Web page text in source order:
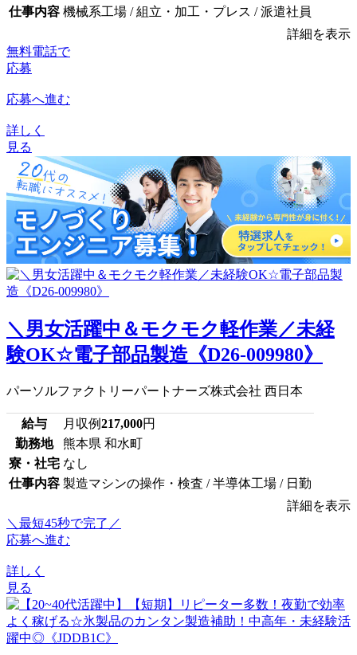
仕事内容 機械系工場 / 組立・加工・プレス / 派遣社員
詳細を表示
無料電話で
応募
応募へ進む
詳しく
見る
＼男女活躍中＆モクモク軽作業／未経
験OK☆電子部品製造《D26-009980》
パーソルファクトリーパートナーズ株式会社 西日本
給与 月収例217,000円
勤務地
熊本県 和水町
寮・社宅 なし
仕事内容 製造マシンの操作・検査 / 半導体工場 / 日勤
詳細を表示
＼最短45秒で完了／
応募へ進む
詳しく
見る